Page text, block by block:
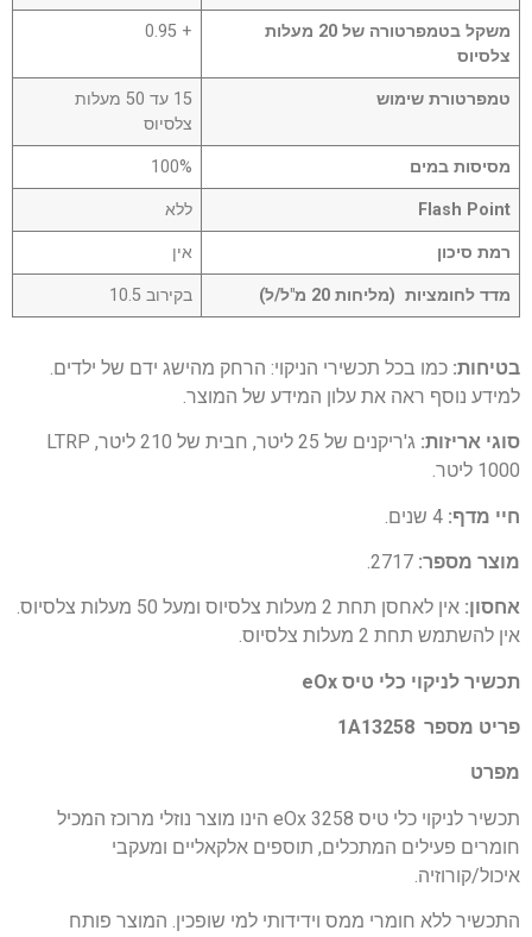
משקל בטמפרטורה של 20 מעלות
צלסיוס
+ 0.95
טמפרטורת שימוש
15 עד 50 מעלות
צלסיוס
מסיסות במים 100%
Flash Point ללא
רמת סיכון אין
מדד לחומציות (מליחות 20 מ"ל/ל) בקירוב 10.5
בטיחות: כמו בכל תכשירי הניקוי: הרחק מהישג ידם של ילדים.
למידע נוסף ראה את עלון המידע של המוצר.
סוגי אריזות:
ג'ריקנים של 25 ליטר, חבית של 210 ליטר, LTRP
1000 ליטר.
חיי מדף:
מוצר מספר:
אחסון:
אין לאחסן תחת 2 מעלות צלסיוס ומעל 50 מעלות צלסיוס.
אין להשתמש תחת 2 מעלות צלסיוס.
תכשיר לניקוי כלי טיס eOx
פריט מספר 1A13258
מפרט
תכשיר לניקוי כלי טיס eOx 3258 הינו מוצר נוזלי מרוכז המכיל
חומרים פעילים המתכלים, תוספים אלקאליים ומעקבי
איכול/קורוזיה.
התכשיר ללא חומרי ממס וידידותי למי שופכין. המוצר פותח